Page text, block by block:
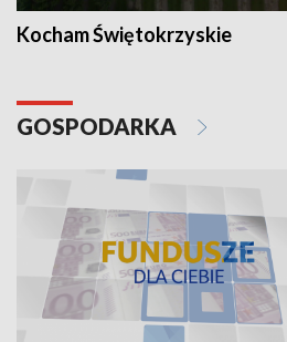
Kocham Świętokrzyskie
GOSPODARKA